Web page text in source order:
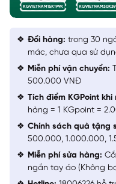
Đổi hàng: trong 30
mác, chưa qua sử
Miễn phí vận chuyển:
500.000 VNĐ
Tích điểm KGPoint khi
hàng = 1 KGpoint =
Chính sách quà tặng
500.000, 1.000.000,
Miễn phí sửa hàng:
ngắn tay áo (Không